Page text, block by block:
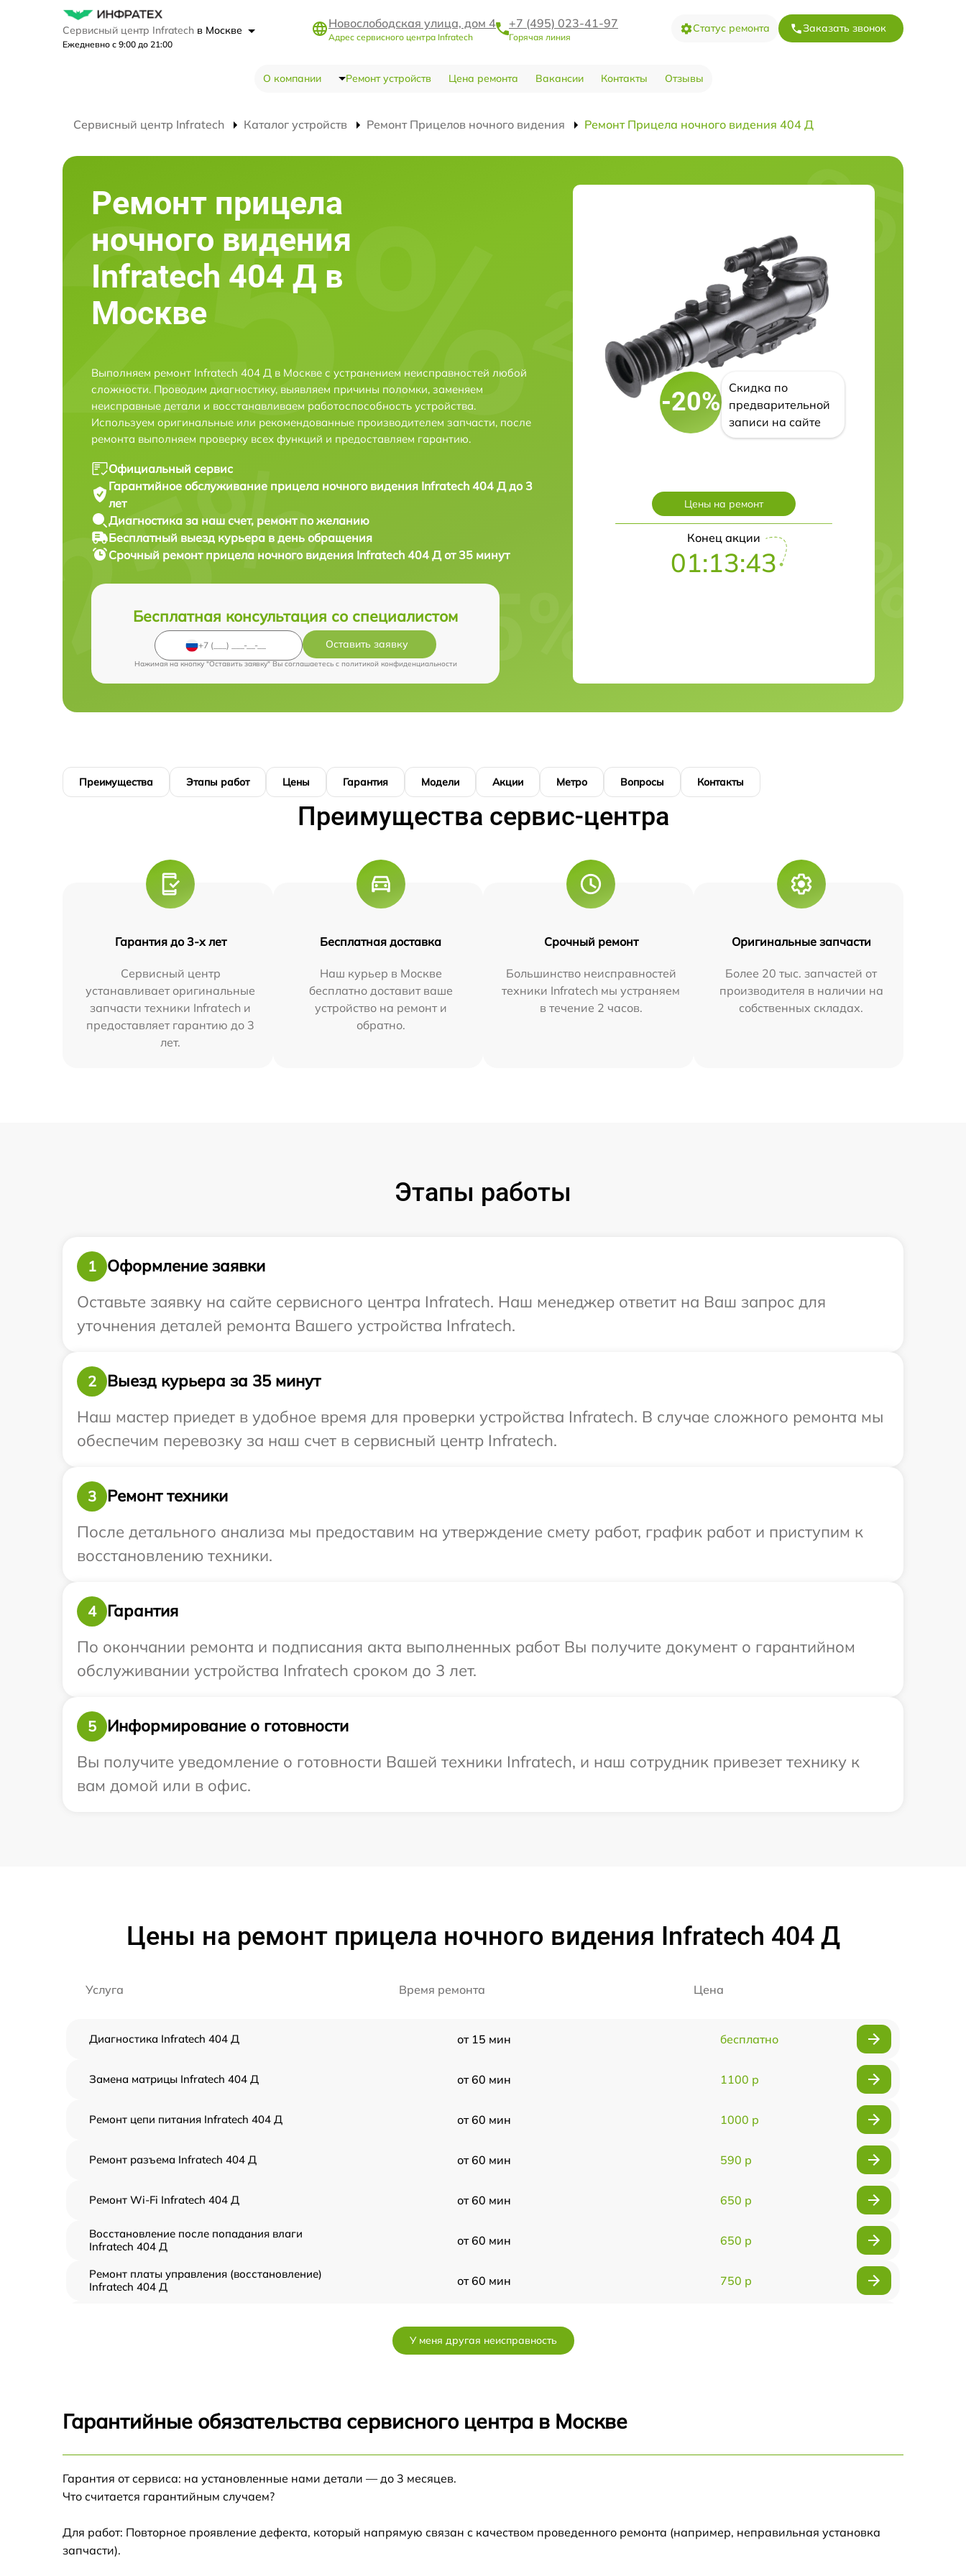
Сервисный центр Infratech в Москве
Ежедневно с 9:00 до 21:00
Новослободская улица, дом 4
Адрес сервисного центра Infratech
+7 (495) 023-41-97
Горячая линия
Статус ремонта Заказать звонок
О компании Ремонт устройств Цена ремонта Вакансии Контакты Отзывы
Сервисный центр Infratech Каталог устройств Ремонт Прицелов ночного видения Ремонт Прицела ночного видения 404 Д
Ремонт прицела
ночного видения
Infratech 404 Д в
Москве
Выполняем ремонт Infratech 404 Д в Москве с устранением неисправностей любой
сложности. Проводим диагностику, выявляем причины поломки, заменяем
неисправные детали и восстанавливаем работоспособность устройства.
Используем оригинальные или рекомендованные производителем запчасти, после
ремонта выполняем проверку всех функций и предоставляем гарантию.
Официальный сервис
Гарантийное обслуживание прицела ночного видения Infratech 404 Д до 3
лет
Диагностика за наш счет, ремонт по желанию
Бесплатный выезд курьера в день обращения
Срочный ремонт прицела ночного видения Infratech 404 Д от 35 минут
Бесплатная консультация со специалистом
Оставить заявку
Нажимая на кнопку "Оставить заявку" Вы соглашаетесь c политикой конфиденциальности
-20%
Скидка по
предварительной
записи на сайте
Цены на ремонт
Конец акции
01:13:42
Преимущества Этапы работ Цены Гарантия Модели Акции Метро Вопросы Контакты
Преимущества сервис-центра
Гарантия до 3-х лет
Сервисный центр
устанавливает оригинальные
запчасти техники Infratech и
предоставляет гарантию до 3
лет.
Бесплатная доставка
Наш курьер в Москве
бесплатно доставит ваше
устройство на ремонт и
обратно.
Срочный ремонт
Большинство неисправностей
техники Infratech мы устраняем
в течение 2 часов.
Оригинальные запчасти
Более 20 тыс. запчастей от
производителя в наличии на
собственных складах.
Этапы работы
1
Оформление заявки
Оставьте заявку на сайте сервисного центра Infratech. Наш менеджер ответит на Ваш запрос для
уточнения деталей ремонта Вашего устройства Infratech.
2
Выезд курьера за 35 минут
Наш мастер приедет в удобное время для проверки устройства Infratech. В случае сложного ремонта мы
обеспечим перевозку за наш счет в сервисный центр Infratech.
3
Ремонт техники
После детального анализа мы предоставим на утверждение смету работ, график работ и приступим к
восстановлению техники.
4
Гарантия
По окончании ремонта и подписания акта выполненных работ Вы получите документ о гарантийном
обслуживании устройства Infratech сроком до 3 лет.
5
Информирование о готовности
Вы получите уведомление о готовности Вашей техники Infratech, и наш сотрудник привезет технику к
вам домой или в офис.
Цены на ремонт прицела ночного видения Infratech 404 Д
Услуга Время ремонта Цена
Диагностика Infratech 404 Д от 15 мин бесплатно
Замена матрицы Infratech 404 Д от 60 мин 1100 р
Ремонт цепи питания Infratech 404 Д от 60 мин 1000 р
Ремонт разъема Infratech 404 Д от 60 мин 590 р
Ремонт Wi-Fi Infratech 404 Д от 60 мин 650 р
Восстановление после попадания влаги
Infratech 404 Д
от 60 мин 650 р
Ремонт платы управления (восстановление)
Infratech 404 Д
от 60 мин 750 р
Замена процессора Infratech 404 Д
У меня другая неисправность
Гарантийные обязательства сервисного центра в Москве
Гарантия от сервиса: на установленные нами детали — до 3 месяцев.
Что считается гарантийным случаем?
Для работ: Повторное проявление дефекта, который напрямую связан с качеством проведенного ремонта (например, неправильная установка
запчасти).